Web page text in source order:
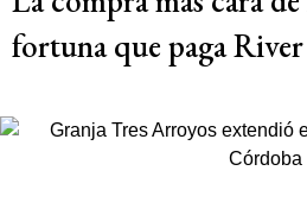
fortuna que paga